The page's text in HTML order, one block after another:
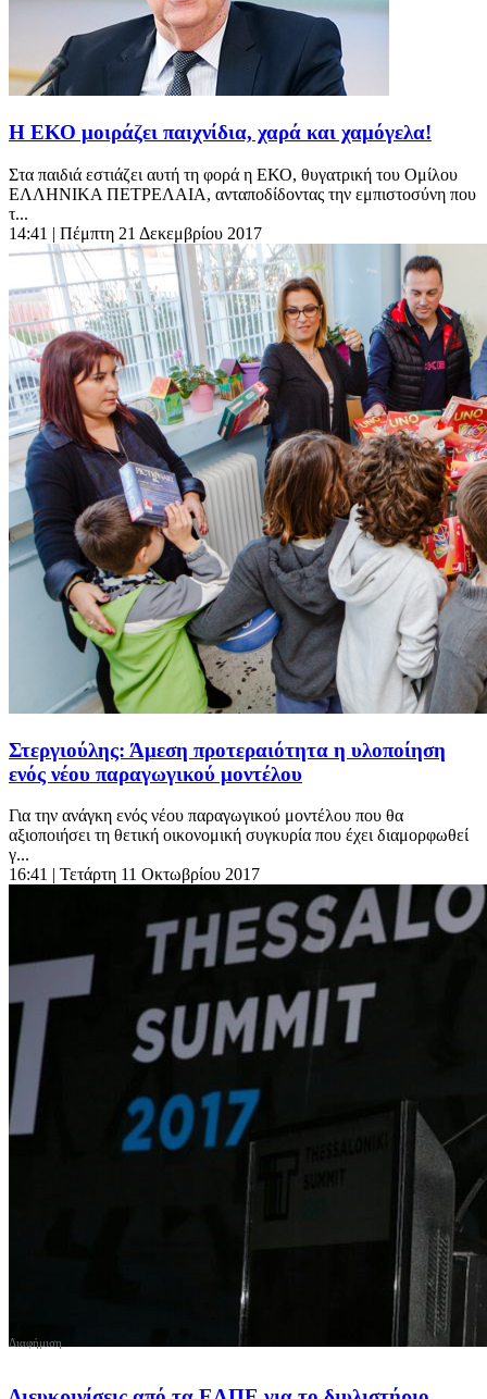
Η ΕΚΟ μοιράζει παιχνίδια, χαρά και χαμόγελα!
Στα παιδιά εστιάζει αυτή τη φορά η ΕΚΟ, θυγατρική του Ομίλου
ΕΛΛΗΝΙΚΑ ΠΕΤΡΕΛΑΙΑ, ανταποδίδοντας την εμπιστοσύνη που
τ...
14:41 | Πέμπτη 21 Δεκεμβρίου 2017
Στεργιούλης: Άμεση προτεραιότητα η υλοποίηση
ενός νέου παραγωγικού μοντέλου
Για την ανάγκη ενός νέου παραγωγικού μοντέλου που θα
αξιοποιήσει τη θετική οικονομική συγκυρία που έχει διαμορφωθεί
γ...
16:41 | Τετάρτη 11 Οκτωβρίου 2017